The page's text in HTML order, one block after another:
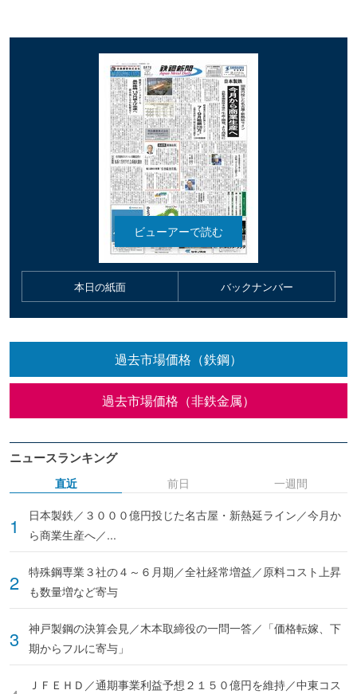
本日の紙面 バックナンバー
過去市場価格（鉄鋼）
過去市場価格（非鉄金属）
ニュースランキング
直近
日本製鉄／３０００億円投じた名古屋・新熱延ライン／今月か
ら商業生産へ／...
特殊鋼専業３社の４～６月期／全社経常増益／原料コスト上昇
も数量増など寄与
神戸製鋼の決算会見／木本取締役の一問一答／「価格転嫁、下
期からフルに寄与」
ＪＦＥＨＤ／通期事業利益予想２１５０億円を維持／中東コス
前日 一週間